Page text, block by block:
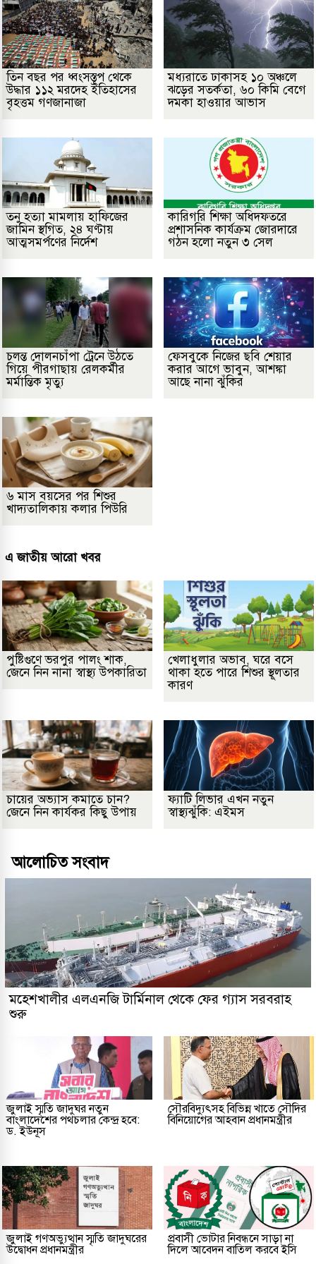
তিন বছর পর ধ্বংসস্তূপ থেকে
উদ্ধার ১১২ মরদেহ ইতিহাসের
বৃহত্তম গণজানাজা
মধ্যরাতে ঢাকাসহ ১০ অঞ্চলে
ঝড়ের সতর্কতা, ৬০ কিমি বেগে
দমকা হাওয়ার আভাস
তনু হত্যা মামলায় হাফিজের
জামিন স্থগিত, ২৪ ঘণ্টায়
আত্মসমর্পণের নির্দেশ
কারিগরি শিক্ষা অধিদফতরে
প্রশাসনিক কার্যক্রম জোরদারে
গঠন হলো নতুন ৩ সেল
চলন্ত দোলনচাঁপা ট্রেনে উঠতে
গিয়ে পীরগাছায় রেলকর্মীর
মর্মান্তিক মৃত্যু
ফেসবুকে নিজের ছবি শেয়ার
করার আগে ভাবুন, আশঙ্কা
আছে নানা ঝুঁকির
৬ মাস বয়সের পর শিশুর
খাদ্যতালিকায় কলার পিউরি
এ জাতীয় আরো খবর
পুষ্টিগুণে ভরপুর পালং শাক,
জেনে নিন নানা স্বাস্থ্য উপকারিতা
খেলাধুলার অভাব, ঘরে বসে
থাকা হতে পারে শিশুর স্থূলতার
কারণ
চায়ের অভ্যাস কমাতে চান?
জেনে নিন কার্যকর কিছু উপায়
ফ্যাটি লিভার এখন নতুন
স্বাস্থ্যঝুঁকি: এইমস
আলোচিত সংবাদ
মহেশখালীর এলএনজি টার্মিনাল থেকে ফের গ্যাস সরবরাহ
শুরু
জুলাই স্মৃতি জাদুঘর নতুন
বাংলাদেশের পথচলার কেন্দ্র হবে:
ড. ইউনূস
সৌরবিদ্যুৎসহ বিভিন্ন খাতে সৌদির
বিনিয়োগের আহবান প্রধানমন্ত্রীর
জুলাই গণঅভ্যুত্থান স্মৃতি জাদুঘরের
উদ্বোধন প্রধানমন্ত্রীর
প্রবাসী ভোটার নিবন্ধনে সাড়া না
দিলে আবেদন বাতিল করবে ইসি